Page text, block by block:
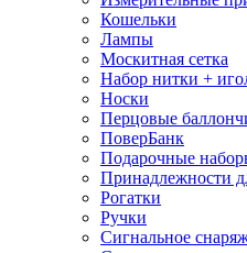
Кошельки
Лампы
Москитная сетка
Набор нитки +
Носки
Перцовые
ПоверБанк
Подарочные
Принадлежности
Рогатки
Ручки
Сигнальное